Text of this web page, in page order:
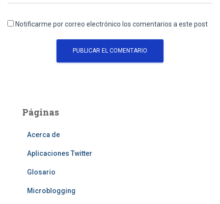
Notificarme por correo electrónico los comentarios a este post
Páginas
Acerca de
Aplicaciones Twitter
Glosario
Microblogging